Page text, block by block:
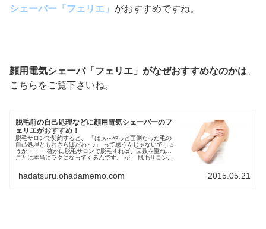
シェーバー「フェリエ」 がおすすめですね。
顔用電気シェーバ「フェリエ」がなぜおすすめなのかは、
こちらをご覧下さいね。
脱毛前の自己処理などに顔用電気シェーバーのフ
ェリエがおすすめ！
脱毛サロンで契約すると、 「はぁ～やっと面倒だった毛の
自己処理ともおさらばだわ～♪」 って思うんじゃないでしょ
うか・・・ 確かに脱毛サロンで脱毛すれば、回数を重ねる
ごとに本当にラクになってくるんです。 が、 脱毛サロン...
hadatsuru.ohadamemo.com 2015.05.21